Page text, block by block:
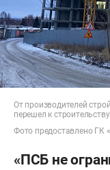
От производителей
перешел к
Фото предоставлено ГК
«ПСБ не